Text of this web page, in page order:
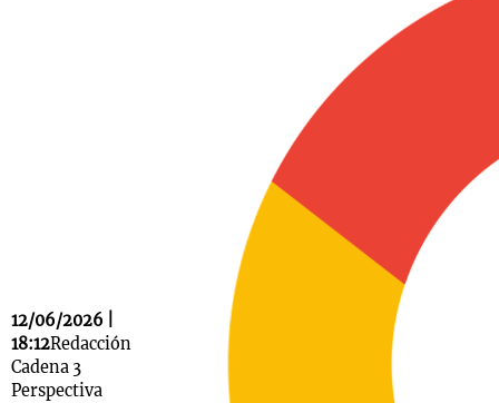
12/06/2026 |
18:12Redacción
Cadena 3
Perspectiva
Mundial 2026
La Sole en
Cadena 3